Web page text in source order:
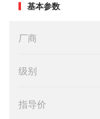
基本参数
厂商
级别
指导价